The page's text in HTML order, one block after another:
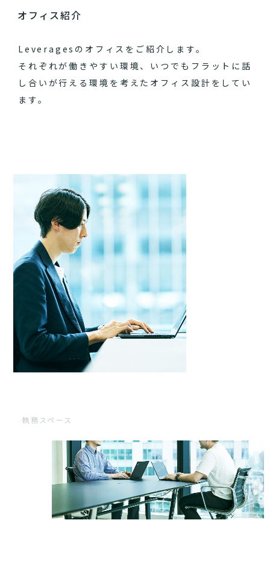
オフィス紹介
Leveragesのオフィスをご紹介します。
それぞれが働きやすい環境、いつでもフラットに話
し合いが行える環境を考えたオフィス設計をしてい
ます。
執務スペース